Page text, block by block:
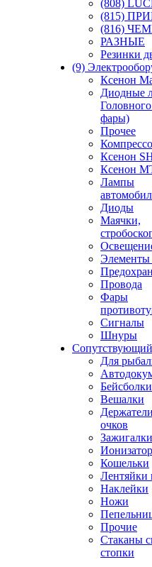
(808)
(815)
(816)
РАЗНЫЕ
Резинки
(9)
Ксенон
Диодные
фары)
Прочее
Ксенон
Ксенон
Лампы
Диоды
Маячки,
Элементы
Провода
Фары
Сигналы
Шнуры
Для
Бейсболки
Вешалки
очков
Зажигалки
Ионизатор
Кошельки
Лентяйки
Наклейки
Ножи
Прочие
Стаканы
стопки